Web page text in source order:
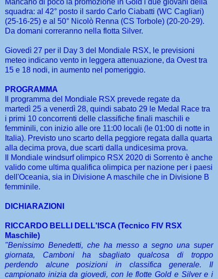
squadra: al 42° posto il sardo Carlo Ciabatti (WC Cagliari)
(25-16-25) e al 50° Nicolò Renna (CS Torbole) (20-20-29).
Da domani correranno nella flotta Silver.
Giovedì 27 per il Day 3 del Mondiale RSX, le previsioni
meteo indicano vento in leggera attenuazione, da Ovest tra
15 e 18 nodi, in aumento nel pomeriggio.
PROGRAMMA
Il programma del Mondiale RSX prevede regate da
martedì 25 a venerdì 28, quindi sabato 29 le Medal Race tra
i primi 10 concorrenti delle classifiche finali maschili e
femminili, con inizio alle ore 11:00 locali (le 01:00 di notte in
Italia). Previsto uno scarto della peggiore regata dalla quarta
alla decima prova, due scarti dalla undicesima prova.
Il Mondiale windsurf olimpico RSX 2020 di Sorrento è anche
valido come ultima qualifica olimpica per nazione per i paesi
dell'Oceania, sia in Divisione A maschile che in Divisione B
femminile.
DICHIARAZIONI
RICCARDO BELLI DELL'ISCA (Tecnico FIV RSX
Maschile)
"Benissimo Benedetti, che ha messo a segno una super
giornata, Camboni ha sbagliato qualcosa di troppo
perdendo alcune posizioni in classifica generale. Il
campionato inizia da giovedi, con le flotte Gold e Silver e i